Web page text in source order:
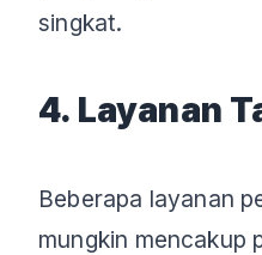
singkat.
4. Layanan
Beberapa layanan
mungkin mencakup